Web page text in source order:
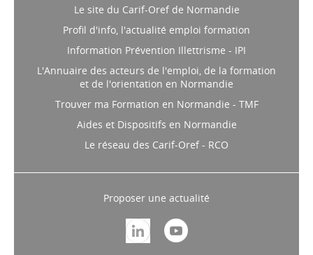
Le site du Carif-Oref de Normandie
Profil d'info, l'actualité emploi formation
Information Prévention Illettrisme - IPI
L'Annuaire des acteurs de l'emploi, de la formation
et de l'orientation en Normandie
Trouver ma Formation en Normandie - TMF
Aides et Dispositifs en Normandie
Le réseau des Carif-Oref - RCO
Proposer une actualité